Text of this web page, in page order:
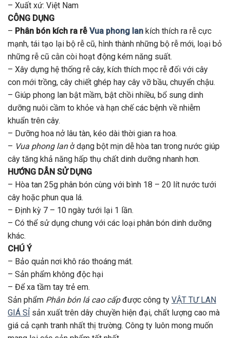
– Xuất xứ: Việt Nam
CÔNG DỤNG
– Phân bón kích ra rễ Vua phong lan kích thích ra rễ cực
mạnh, tái tạo lại bộ rễ cũ, hình thành những bộ rễ mới, loại bỏ
những rễ cũ cằn còi hoạt động kém năng suất.
– Xây dựng hệ thống rễ cây, kích thích mọc rễ đối với cây
con mới trồng, cây chiết ghép hay cây vỡ bầu, chuyển chậu.
– Giúp phong lan bật mầm, bật chồi nhiều, bổ sung dinh
dưỡng nuôi cầm to khỏe và hạn chế các bệnh về nhiễm
khuẩn trên cây.
– Dưỡng hoa nở lâu tàn, kéo dài thời gian ra hoa.
– Vua phong lanở dạng bột mịn dễ hòa tan trong nước giúp
cây tăng khả năng hấp thụ chất dinh dưỡng nhanh hơn.
HƯỚNG DẪN SỬ DỤNG
– Hòa tan 25g phân bón cùng với bình 18 – 20 lít nước tưới
cây hoặc phun qua lá.
– Định kỳ 7 – 10 ngày tưới lại 1 lần.
– Có thể sử dụng chung với các loại phân bón dinh dưỡng
khác.
CHÚ Ý
– Bảo quản nơi khô ráo thoáng mát.
– Sản phẩm không độc hại
– Để xa tầm tay trẻ em.
Sản phẩm Phân bón lá cao cấpđược công ty VẬT TƯ LAN
GIÁ SỈ sản xuất trên dây chuyền hiện đại, chất lượng cao mà
giá cả cạnh tranh nhất thị trường. Công ty luôn mong muốn